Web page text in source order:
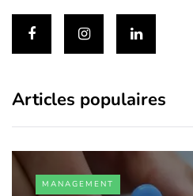
Articles populaires
MANAGEMENT